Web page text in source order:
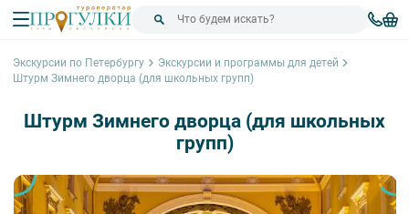
Экскурсии по Петербургу
Экскурсии и программы для детей
Штурм Зимнего дворца (для школьных групп)
Штурм Зимнего дворца (для школьных
групп)